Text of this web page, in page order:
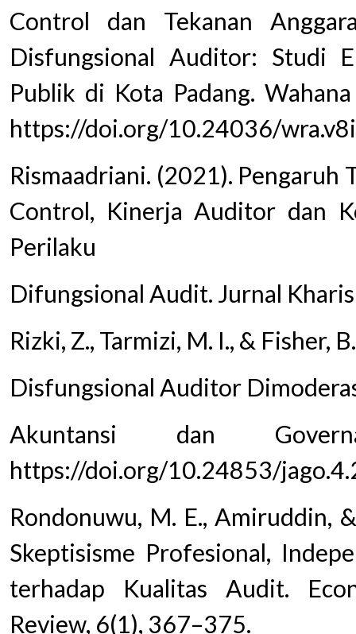
Control dan Tekanan
Disfungsional Auditor: Studi
Publik di Kota Padang.
https://doi.org/10.24036/
Rismaadriani. (2021). Pengaruh
Control, Kinerja Auditor dan
Perilaku
Difungsional Audit. Jurnal
Rizki, Z., Tarmizi, M. I., & Fisher,
Disfungsional Auditor
Akuntansi dan
https://doi.org/10.24853/
Rondonuwu, M. E., Amiruddin,
Skeptisisme Profesional,
terhadap Kualitas Audit.
Review, 6(1), 367–375.